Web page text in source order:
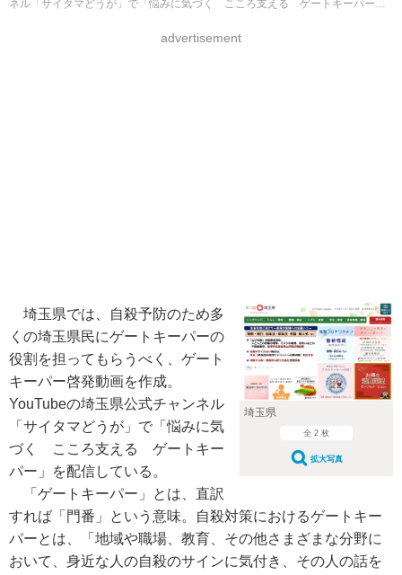
ネル「サイタマどうが」で「悩みに気づく こころ支える ゲートキーパー」
advertisement
埼玉県
全 2 枚
拡大写真
埼玉県では、自殺予防のため多
くの埼玉県民にゲートキーパーの
役割を担ってもらうべく、ゲート
キーパー啓発動画を作成。
YouTubeの埼玉県公式チャンネル
「サイタマどうが」で「悩みに気
づく こころ支える ゲートキー
パー」を配信している。
「ゲートキーパー」とは、直訳
すれば「門番」という意味。自殺対策におけるゲートキー
パーとは、「地域や職場、教育、その他さまざまな分野に
おいて、身近な人の自殺のサインに気付き、その人の話を